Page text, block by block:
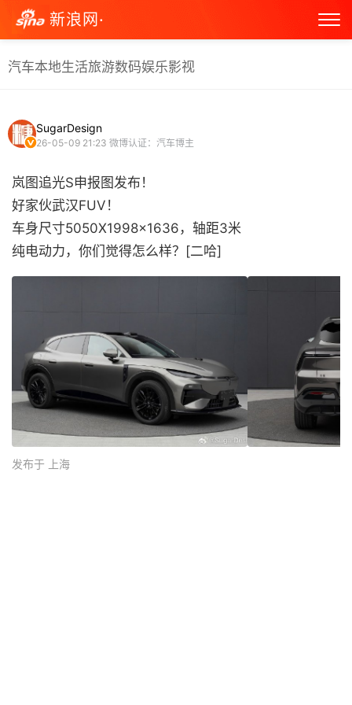
新浪网·
汽车本地生活旅游数码娱乐影视
SugarDesign
26-05-09 21:23 微博认证：汽车博主
岚图追光S申报图发布！
好家伙武汉FUV！
车身尺寸5050X1998x1636，轴距3米
纯电动力，你们觉得怎么样？[二哈] ​
发布于 上海